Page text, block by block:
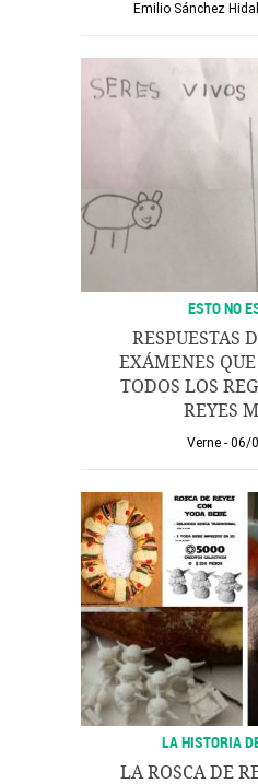
Emilio Sánchez
ESTO NO
RESPUESTAS
EXÁMENES
TODOS LOS
REYES
Verne 06/
LA HISTORIA
LA ROSCA DE